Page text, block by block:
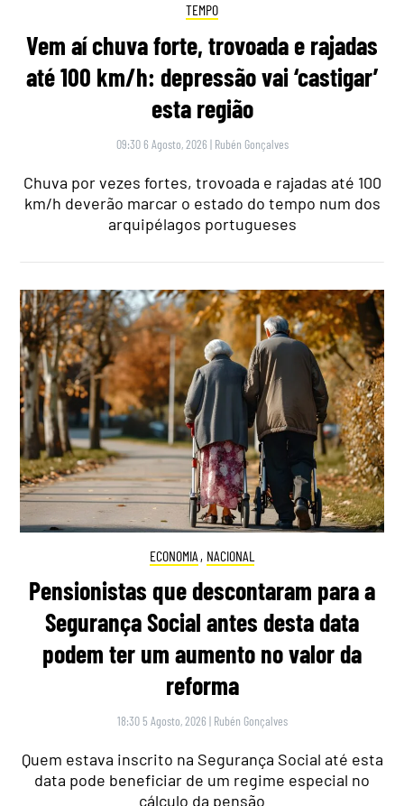
TEMPO
Vem aí chuva forte, trovoada e rajadas
até 100 km/h: depressão vai ‘castigar’
esta região
09:30 6 Agosto, 2026 | Rubén Gonçalves
Chuva por vezes fortes, trovoada e rajadas até 100
km/h deverão marcar o estado do tempo num dos
arquipélagos portugueses
ECONOMIA , NACIONAL
Pensionistas que descontaram para a
Segurança Social antes desta data
podem ter um aumento no valor da
reforma
18:30 5 Agosto, 2026 | Rubén Gonçalves
Quem estava inscrito na Segurança Social até esta
data pode beneficiar de um regime especial no
cálculo da pensão